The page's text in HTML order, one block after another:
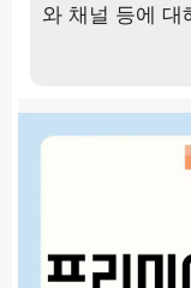
와 채널 등에 대